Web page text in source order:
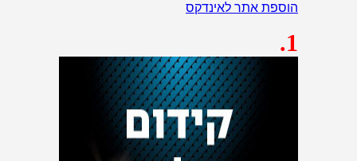
הוספת אתר לאינדקס
.1